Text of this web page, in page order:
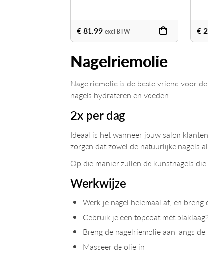
€ 81.99 excl BTW €
Nagelriemolie
Nagelriemolie is de beste vriend voor
nagels hydrateren en voeden.
2x per dag
Ideaal is het wanneer jouw salon
zorgen dat zowel de natuurlijke nagels
Op die manier zullen de kunstnagels
Werkwijze
Werk je nagel helemaal af, en breng
Gebruik je een topcoat mét
Breng de nagelriemolie aan langs
Masseer de olie in